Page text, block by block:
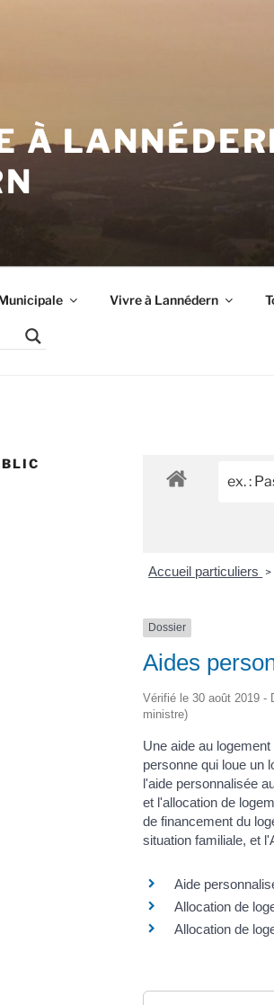
À
Vivre à Lannédern
Accueil particuliers >
Dossier
Aides
Vérifié le 30 août 2019 -
ministre)
Une aide au
personne qui loue un
l'aide personnalisée
et l'allocation de
de financement du
situation familiale, et
Aide
Allocation de
Allocation de